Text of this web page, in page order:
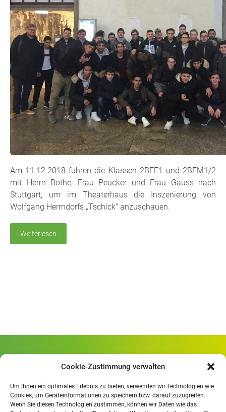
Cookie-Zustimmung verwalten
Um Ihnen ein optimales Erlebnis zu bieten, verwenden wir Technologien wie
Cookies, um Geräteinformationen zu speichern bzw. darauf zuzugreifen.
Wenn Sie diesen Technologien zustimmen, können wir Daten wie das
Am 11.12.2018 fuhren die Klassen 2BFE1 und 2BFM1/2
mit Herrn Bothe, Frau Peucker und Frau Gauss nach
Stuttgart, um im Theaterhaus die Inszenierung von
Wolfgang Herrndorfs „Tschick“ anzuschauen.
Weiterlesen
Rheinlandstraße 80